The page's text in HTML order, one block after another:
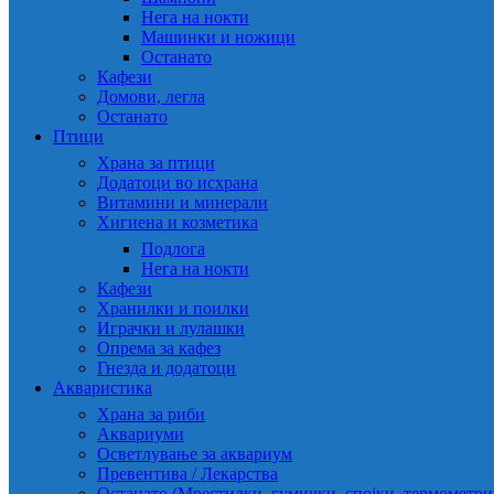
Нега на нокти
Машинки и ножици
Останато
Кафези
Домови, легла
Останато
Птици
Храна за птици
Додатоци во исхрана
Витамини и минерали
Хигиена и козметика
Подлога
Нега на нокти
Кафези
Хранилки и поилки
Играчки и лулашки
Опрема за кафез
Гнезда и додатоци
Акваристика
Храна за риби
Аквариуми
Осветлување за аквариум
Превентива / Лекарства